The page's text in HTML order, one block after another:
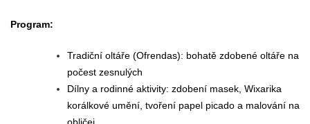
Program:
Tradiční oltáře (Ofrendas): bohatě zdobené oltáře na
počest zesnulých
Dílny a rodinné aktivity: zdobení masek, Wixarika
korálkové umění, tvoření papel picado a malování na